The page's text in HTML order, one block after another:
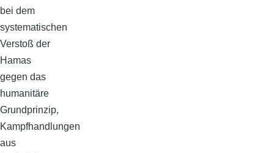
bei dem
systematischen
Verstoß der
Hamas
gegen das
humanitäre
Grundprinzip,
Kampfhandlungen
aus